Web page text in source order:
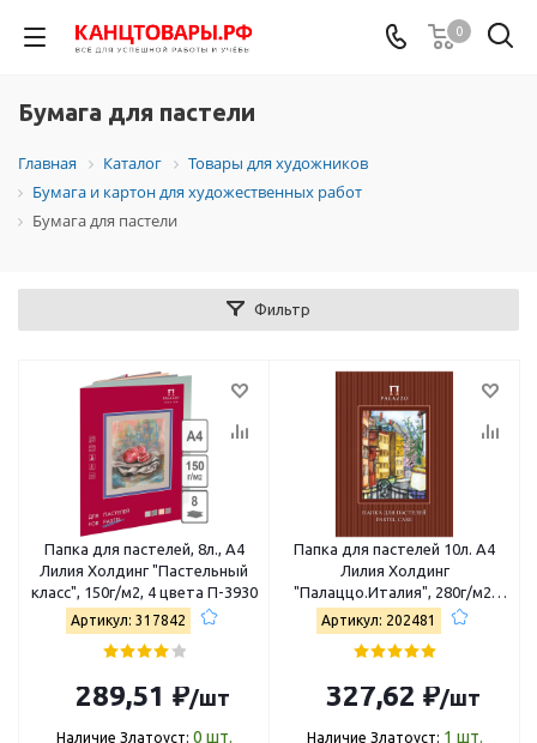
0
Бумага для пастели
Главная Каталог
Товары для художников
Бумага и картон для художественных работ
Бумага для пастели
Фильтр
Папка для пастелей, 8л., А4
Лилия Холдинг "Пастельный
класс", 150г/м2, 4 цвета П-3930
Артикул: 317842
289,51 ₽/шт
Наличие Златоуст: 0 шт.
Папка для пастелей 10л. А4
Лилия Холдинг
"Палаццо.Италия", 280г/м2,
рисов. бумага, слоновая кость
ПП4-сл
Артикул: 202481
327,62 ₽/шт
Наличие Златоуст: 1 шт.